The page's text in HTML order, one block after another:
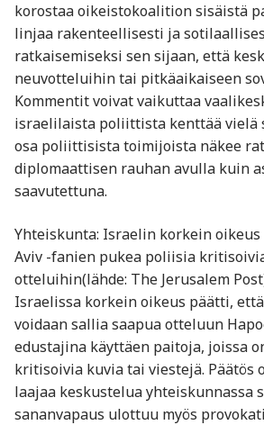
korostaa oikeistokoalition sisäistä
linjaa rakenteellisesti ja
ratkaisemiseksi sen sijaan, että
neuvotteluihin tai pitkäaikaiseen
Kommentit voivat vaikuttaa
israelilaista poliittista kenttää vielä
osa poliittisista toimijoista näkee
diplomaattisen rauhan avulla kuin
saavutettuna.
Yhteiskunta: Israelin korkein
Aviv -fanien pukea poliisia
otteluihin(lähde: The Jerusalem
Israelissa korkein oikeus päätti,
voidaan sallia saapua otteluun
edustajina käyttäen paitoja, joissa
kritisoivia kuvia tai viestejä. Päätös
laajaa keskustelua yhteiskunnassa
sananvapaus ulottuu myös